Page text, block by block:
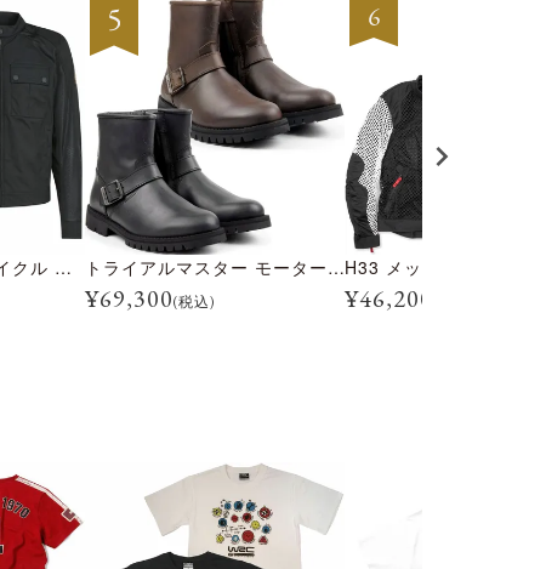
テンプル モーターサイクル ジャケット トライアルマスター モーターサイクル ブーツ
¥69,300(税込)
H33 メッシュジャケッ
¥46,200